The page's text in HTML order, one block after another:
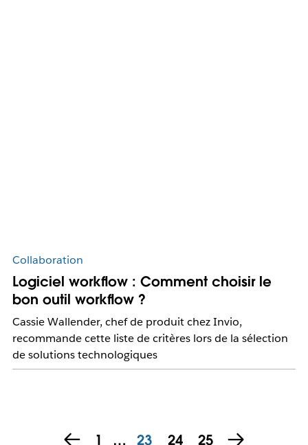
Collaboration
Logiciel workflow : Comment choisir le
bon outil workflow ?
Cassie Wallender, chef de produit chez Invio,
recommande cette liste de critères lors de la sélection
de solutions technologiques
1 … 23 24 25